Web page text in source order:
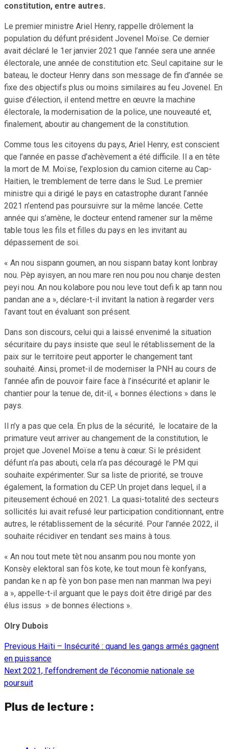
constitution, entre autres.
Le premier ministre Ariel Henry, rappelle drôlement la
population du défunt président Jovenel Moïse. Ce dernier
avait déclaré le 1er janvier 2021 que l’année sera une année
électorale, une année de constitution etc. Seul capitaine sur le
bateau, le docteur Henry dans son message de fin d’année se
fixe des objectifs plus ou moins similaires au feu Jovenel. En
guise d’élection, il entend mettre en œuvre la machine
électorale, la modernisation de la police, une nouveauté et,
finalement, aboutir au changement de la constitution.
Comme tous les citoyens du pays, Ariel Henry, est conscient
que l’année en passe d’achèvement a été difficile. Il a en tête
la mort de M. Moïse, l’explosion du camion citerne au Cap-
Haitien, le tremblement de terre dans le Sud. Le premier
ministre qui a dirigé le pays en catastrophe durant l’année
2021 n’entend pas poursuivre sur la même lancée. Cette
année qui s’amène, le docteur entend ramener sur la même
table tous les fils et filles du pays en les invitant au
dépassement de soi.
« An nou sispann goumen, an nou sispann batay kont lonbray
nou. Pèp ayisyen, an nou mare ren nou pou nou chanje desten
peyi nou. An nou kolabore pou nou leve tout defi k ap tann nou
pandan ane a », déclare-t-il invitant la nation à regarder vers
l’avant tout en évaluant son présent.
Dans son discours, celui qui a laissé envenimé la situation
sécuritaire du pays insiste que seul le rétablissement de la
paix sur le territoire peut apporter le changement tant
souhaité. Ainsi, promet-il de moderniser la PNH au cours de
l’année afin de pouvoir faire face à l’insécurité et aplanir le
chantier pour la tenue de, dit-il, « bonnes élections » dans le
pays.
Il n’y a pas que cela. En plus de la sécurité, le locataire de la
primature veut arriver au changement de la constitution, le
projet que Jovenel Moïse a tenu à cœur. Si le président
défunt n’a pas abouti, cela n’a pas découragé le PM qui
souhaite expérimenter. Sur sa liste de priorité, se trouve
également, la formation du CEP. Un projet dans lequel, il a
piteusement échoué en 2021. La quasi-totalité des secteurs
sollicités lui avait refusé leur participation conditionnant, entre
autres, le rétablissement de la sécurité. Pour l’année 2022, il
souhaite récidiver en tendant ses mains à tous.
« An nou tout mete tèt nou ansanm pou nou monte yon
Konsèy elektoral san fòs kote, ke tout moun fè konfyans,
pandan ke n ap fè yon bon pase men nan manman lwa peyi
a », appelle-t-il arguant que le pays doit être dirigé par des
élus issus » de bonnes élections ».
Olry Dubois
Continue
Reading
Previous Haïti – Insécurité : quand les gangs armés gagnent
en puissance
Next 2021, l’effondrement de l’économie nationale se
poursuit
Plus de lecture :